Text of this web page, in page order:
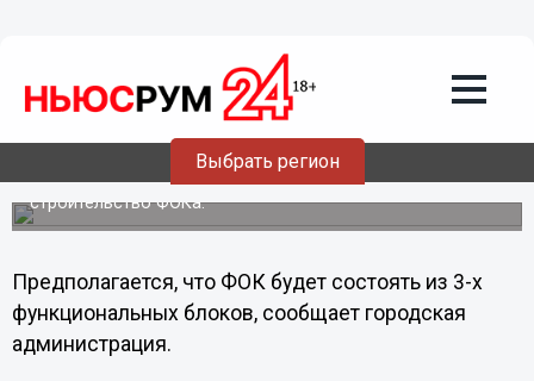
Выбрать регион
Новый ФОК построят в парке имени
777-летия Нижнего Новгорода
Сегодня было согласовано право на освоение
земельного участка в районе дома №2а на улице
Львовская в Автозаводском районе, на территории
парка имени 777-летия Нижнего Новгорода под
строительство ФОКа.
Предполагается, что ФОК будет состоять из 3-х
функциональных блоков, сообщает городская
администрация.